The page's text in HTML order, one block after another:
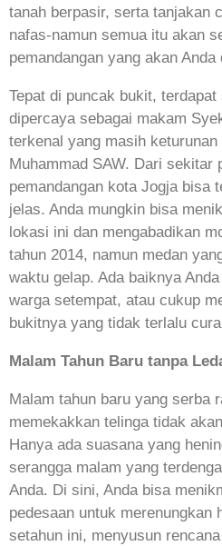
tanah berpasir, serta tanjakan
nafas-namun semua itu akan
pemandangan yang akan Anda
Tepat di puncak bukit,
dipercaya sebagai makam
terkenal yang masih
Muhammad SAW. Dari sekitar
pemandangan kota Jogja bisa
jelas. Anda mungkin bisa
lokasi ini dan mengabadikan
tahun 2014, namun medan
waktu gelap. Ada baiknya
warga setempat, atau cukup
bukitnya yang tidak terlalu
Malam Tahun Baru tanpa
Malam tahun baru yang serba
memekakkan telinga tidak
Hanya ada suasana yang
serangga malam yang
Anda. Di sini, Anda bisa
pedesaan untuk merenungkan
setahun ini, menyusun